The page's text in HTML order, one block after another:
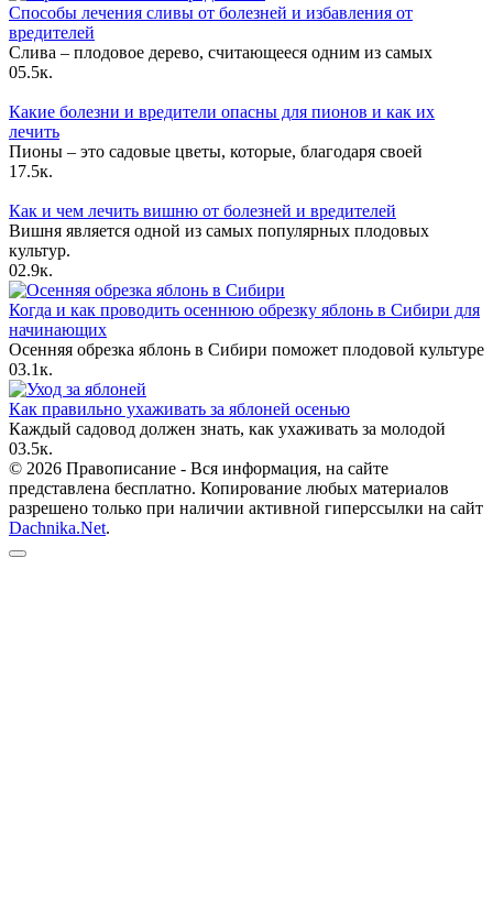
Способы лечения сливы от болезней и избавления от
вредителей
Слива – плодовое дерево, считающееся одним из самых
05.5к.
Какие болезни и вредители опасны для пионов и как их
лечить
Пионы – это садовые цветы, которые, благодаря своей
1 7.5к.
Как и чем лечить вишню от болезней и вредителей
Вишня является одной из самых популярных плодовых
культур.
02.9к.
Когда и как проводить осеннюю обрезку яблонь в Сибири для
начинающих
Осенняя обрезка яблонь в Сибири поможет плодовой культуре
03.1к.
Как правильно ухаживать за яблоней осенью
Каждый садовод должен знать, как ухаживать за молодой
03.5к.
© 2026 Правописание - Вся информация, на сайте
представлена бесплатно. Копирование любых материалов
разрешено только при наличии активной гиперссылки на сайт
Dachnika.Net.